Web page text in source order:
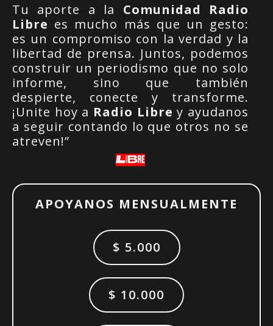
Tu aporte a la Comunidad Radio
Libre es mucho más que un gesto:
es un compromiso con la verdad y la
libertad de prensa. Juntos, podemos
construir un periodismo que no solo
informe, sino que también
despierte, conecte y transforme.
¡Unite hoy a Radio Libre y ayudanos
a seguir contando lo que otros no se
atreven!”
APOYANOS MENSUALMENTE
$ 5.000
$ 10.000